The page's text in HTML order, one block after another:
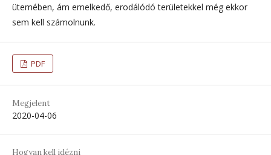
ütemében, ám emelkedő, erodálódó területekkel még ekkor
sem kell számolnunk.
PDF
Megjelent
2020-04-06
Hogyan kell idézni